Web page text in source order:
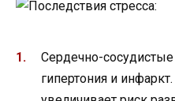
Сердечно-сосудистые
гипертония и